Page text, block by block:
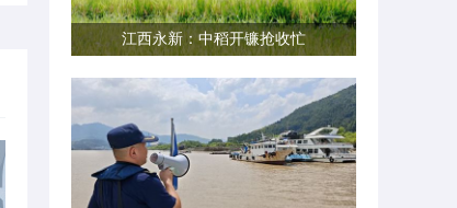
江西永新：中稻开镰抢收忙